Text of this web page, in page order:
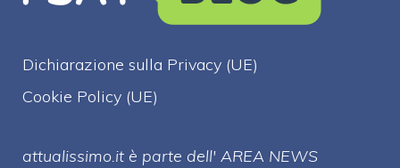
Dichiarazione sulla Privacy (UE)
Cookie Policy (UE)
attualissimo.it è parte dell' AREA NEWS